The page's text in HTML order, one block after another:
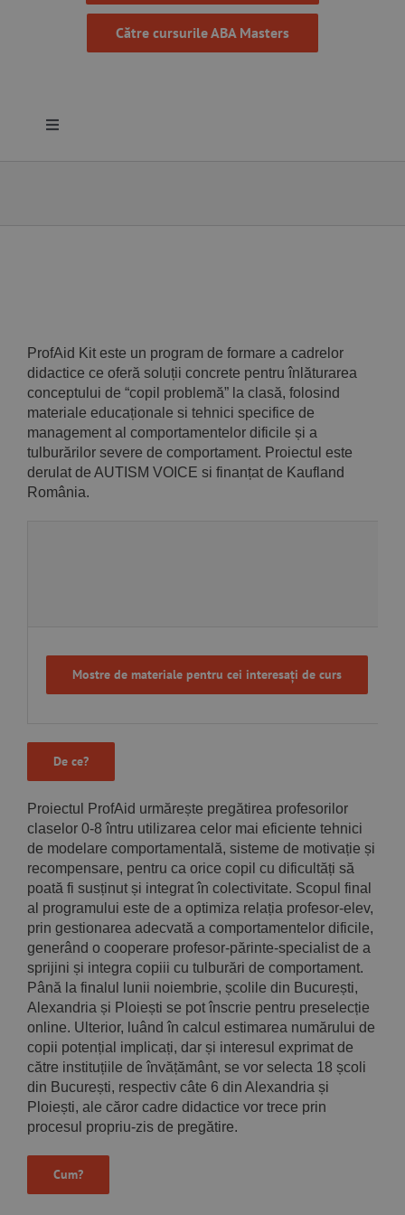
Către cursurile ABA Masters
Toggle
Proiecte
Implică-te
Parteneri
ProfAid Kit este un program de formare a cadrelor
didactice ce oferă soluții concrete pentru înlăturarea
conceptului de “copil problemă” la clasă, folosind
materiale educaționale si tehnici specifice de
management al comportamentelor dificile și a
tulburărilor severe de comportament. Proiectul este
derulat de AUTISM VOICE si finanțat de Kaufland
România.
Mostre de materiale pentru cei interesați de curs
De ce?
Proiectul ProfAid urmărește pregătirea profesorilor
claselor 0-8 întru utilizarea celor mai eficiente tehnici
de modelare comportamentală, sisteme de motivație și
recompensare, pentru ca orice copil cu dificultăți să
poată fi susținut și integrat în colectivitate. Scopul final
al programului este de a optimiza relația profesor-elev,
prin gestionarea adecvată a comportamentelor dificile,
generând o cooperare profesor-părinte-specialist de a
sprijini și integra copiii cu tulburări de comportament.
Până la finalul lunii noiembrie, școlile din București,
Alexandria și Ploiești se pot înscrie pentru preselecție
online. Ulterior, luând în calcul estimarea numărului de
copii potențial implicați, dar și interesul exprimat de
către instituțiile de învățământ, se vor selecta 18 școli
din București, respectiv câte 6 din Alexandria și
Ploiești, ale căror cadre didactice vor trece prin
procesul propriu-zis de pregătire.
Cum?